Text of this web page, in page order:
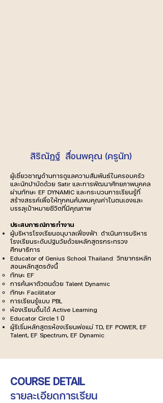
สิริณัฏฐ์ สื่อนพคุณ (ครูนัท)
ผู้เชี่ยวชาญด้านการดูแลความสัมพันธ์ในครอบครัว
และนักบำบัดด้วย Satir และการพัฒนาศักยภาพบุคคล
ผ่านทักษะ EF DYNAMIC และกระบวนการเรียนรู้ที่
สร้างสรรค์เพื่อให้ทุกคนค้นพบคุณค่าในตนเองและ
บรรลุเป้าหมายชีวิตที่มีคุณภาพ
ประสบการณ์การทำงาน
ผู้บริหารโรงเรียนอนุบาลเฟื่องฟ้า: ดำเนินการบริหาร
โรงเรียนระดับปฐมวัยด้วยหลักสูตรกระทรวง
ศึกษาธิการ
Educator of Genius School Thailand: วิทยากรหลัก
สอนหลักสูตรดังนี้
ทักษะ EF
การค้นหาตัวตนด้วย Talent Dynamic
ทักษะ Facilitator
การเรียนรู้แบบ PBL
ห้องเรียนดิ้นได้ Active Learning
Educator Circle 1 ปี
ผู้ริเริ่มหลักสูตรห้องเรียนพ่อแม่ TD, EF POWER, EF
Talent, EF Spectrum, EF Dynamic
COURSE DETAIL
รายละเอียดการเรียน